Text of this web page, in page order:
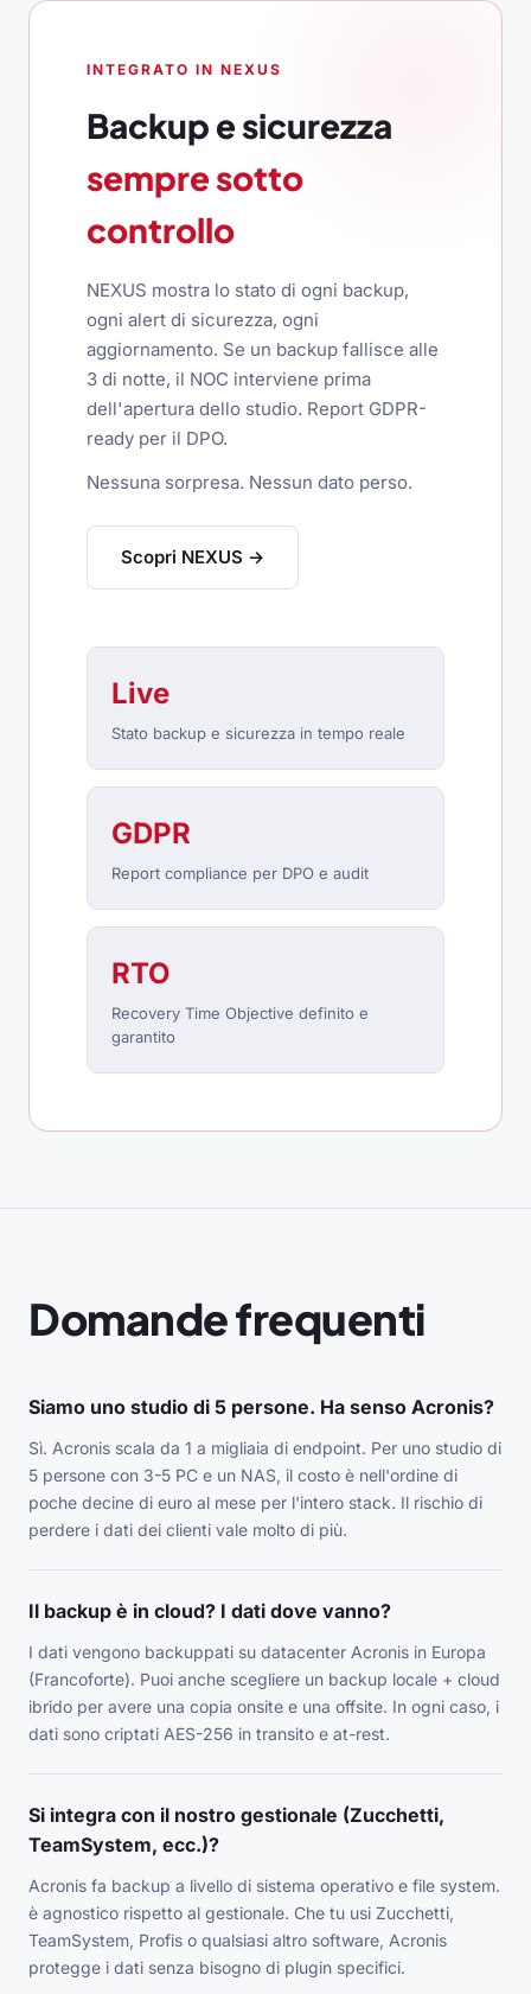
INTEGRATO IN NEXUS
Backup e sicurezza
sempre sotto
controllo
NEXUS mostra lo stato di ogni backup,
ogni alert di sicurezza, ogni
aggiornamento. Se un backup fallisce alle
3 di notte, il NOC interviene prima
dell'apertura dello studio. Report GDPR-
ready per il DPO.
Nessuna sorpresa. Nessun dato perso.
Scopri NEXUS →
Live
Stato backup e sicurezza in tempo reale
GDPR
Report compliance per DPO e audit
RTO
Recovery Time Objective definito e
garantito
Domande frequenti
Siamo uno studio di 5 persone. Ha senso Acronis?
Sì. Acronis scala da 1 a migliaia di endpoint. Per uno studio di
5 persone con 3-5 PC e un NAS, il costo è nell'ordine di
poche decine di euro al mese per l'intero stack. Il rischio di
perdere i dati dei clienti vale molto di più.
Il backup è in cloud? I dati dove vanno?
I dati vengono backuppati su datacenter Acronis in Europa
(Francoforte). Puoi anche scegliere un backup locale + cloud
ibrido per avere una copia onsite e una offsite. In ogni caso, i
dati sono criptati AES-256 in transito e at-rest.
Si integra con il nostro gestionale (Zucchetti,
TeamSystem, ecc.)?
Acronis fa backup a livello di sistema operativo e file system.
è agnostico rispetto al gestionale. Che tu usi Zucchetti,
TeamSystem, Profis o qualsiasi altro software, Acronis
protegge i dati senza bisogno di plugin specifici.